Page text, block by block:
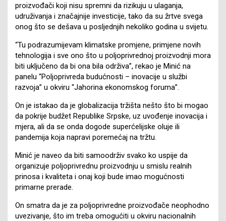
proizvođači koji nisu spremni da rizikuju u ulaganja,
udruživanja i značajnije investicije, tako da su žrtve svega
onog što se dešava u posljednjih nekoliko godina u svijetu.
“Tu podrazumijevam klimatske promjene, primjene novih
tehnologija i sve ono što u poljoprivrednoj proizvodnji mora
biti uključeno da bi ona bila održiva”, rekao je Minić na
panelu “Poljoprivreda budućnosti – inovacije u službi
razvoja” u okviru “Jahorina ekonomskog foruma”.
On je istakao da je globalizacija tržišta nešto što bi mogao
da pokrije budžet Republike Srpske, uz uvođenje inovacija i
mjera, ali da se onda dogode superćelijske oluje ili
pandemija koja napravi poremećaj na tržtu.
Minić je naveo da biti samoodrživ svako ko uspije da
organizuje poljoprivrednu proizvodnju u smislu realnih
prinosa i kvaliteta i onaj koji bude imao mogućnosti
primarne prerade.
On smatra da je za poljoprivredne proizvođače neophodno
uvezivanje, što im treba omogućiti u okviru nacionalnih